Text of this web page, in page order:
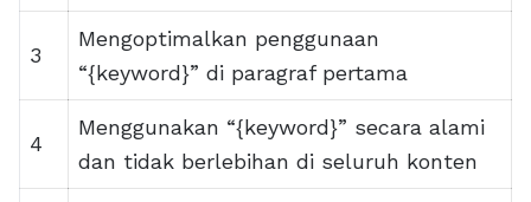
3
Mengoptimalkan penggunaan
“{keyword}” di paragraf pertama
4
Menggunakan “{keyword}” secara alami
dan tidak berlebihan di seluruh konten